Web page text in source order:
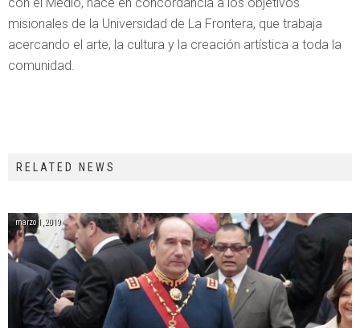
misionales de la Universidad de La Frontera, que trabaja
acercando el arte, la cultura y la creación artística a toda la
comunidad.
RELATED NEWS
marzo 1, 2019